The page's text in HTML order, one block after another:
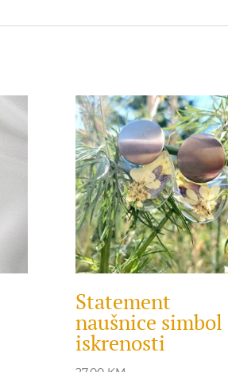
Statement
naušnice simbol
iskrenosti